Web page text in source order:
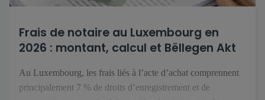
Frais de notaire au Luxembourg en
2026 : montant, calcul et Bëllegen Akt
Au Luxembourg, les frais liés à l’acte d’achat comprennent
principalement 7 % de droits d’enregistrement et de